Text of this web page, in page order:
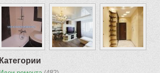
Категории